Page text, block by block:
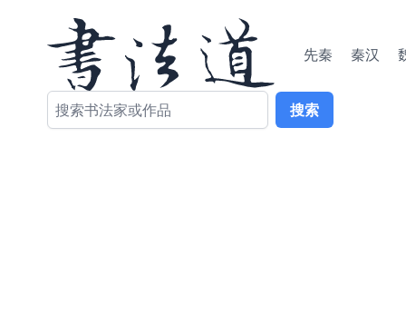
先秦 秦汉
搜索